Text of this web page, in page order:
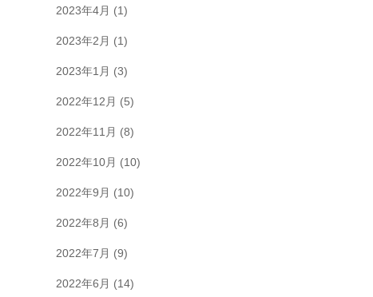
2023年4月 (1)
2023年2月 (1)
2023年1月 (3)
2022年12月 (5)
2022年11月 (8)
2022年10月 (10)
2022年9月 (10)
2022年8月 (6)
2022年7月 (9)
2022年6月 (14)